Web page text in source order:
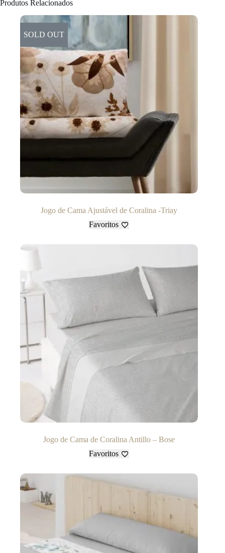
Produtos Relacionados
SOLD OUT
Jogo de Cama Ajustável de Coralina -Triay
Favoritos
Jogo de Cama de Coralina Antillo – Bose
Favoritos